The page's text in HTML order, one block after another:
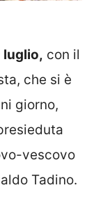
luglio, con il
che si è
giorno,
vescovo
Tadino.